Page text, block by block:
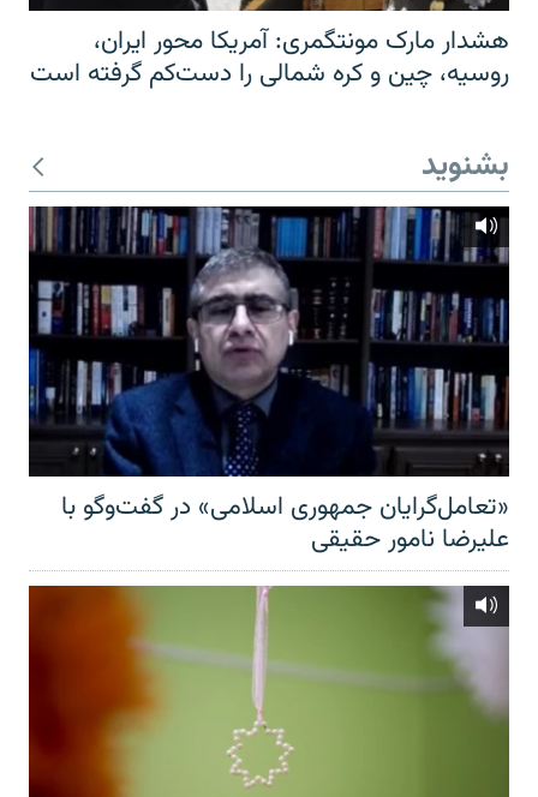
هشدار مارک مونتگمری: آمریکا محور ایران،
روسیه، چین و کره شمالی را دست‌کم گرفته است
بشنوید
«تعامل‌گرایان جمهوری اسلامی» در گفت‌وگو با
علیرضا نامور حقیقی